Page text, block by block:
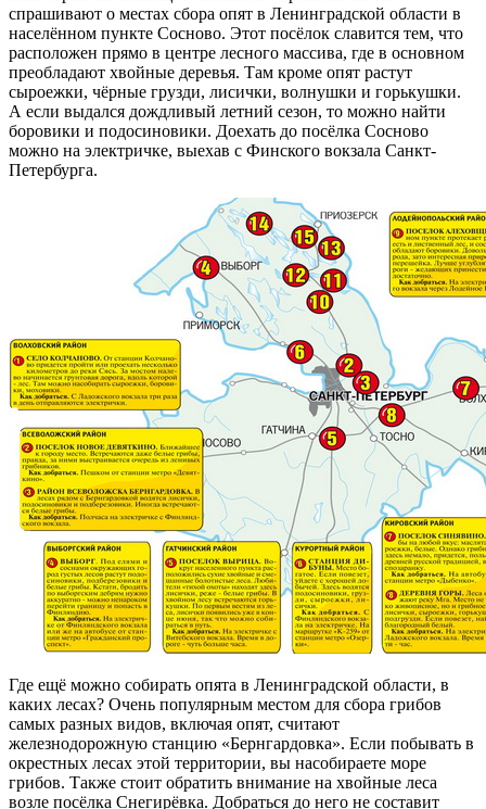
спрашивают о местах сбора опят в Ленинградской области в
населённом пункте Сосново. Этот посёлок славится тем, что
расположен прямо в центре лесного массива, где в основном
преобладают хвойные деревья. Там кроме опят растут
сыроежки, чёрные грузди, лисички, волнушки и горькушки.
А если выдался дождливый летний сезон, то можно найти
боровики и подосиновики. Доехать до посёлка Сосново
можно на электричке, выехав с Финского вокзала Санкт-
Петербурга.
Где ещё можно собирать опята в Ленинградской области, в
каких лесах? Очень популярным местом для сбора грибов
самых разных видов, включая опят, считают
железнодорожную станцию «Бернгардовка». Если побывать в
окрестных лесах этой территории, вы насобираете море
грибов. Также стоит обратить внимание на хвойные леса
возле посёлка Снегирёвка. Добраться до него не составит